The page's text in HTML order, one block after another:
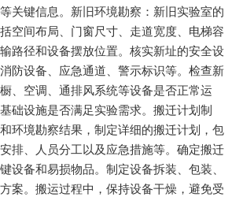
关键信息。新旧环境勘察：新旧实验室的
空间布局、门窗尺寸、走道宽度、电梯容
路径和设备摆放位置。核实新址的安全设
防设备、应急通道、警示标识等。检查新
、空调、通排风系统等设备是否正常运
础设施是否满足实验需求。搬迁计划制
环境勘察结果，制定详细的搬迁计划，包
排、人员分工以及应急措施等。确定搬迁
设备和易损物品。制定设备拆装、包装、
案。搬运过程中，保持设备干燥，避免受